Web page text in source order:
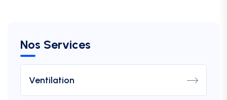
Nos Services
Ventilation